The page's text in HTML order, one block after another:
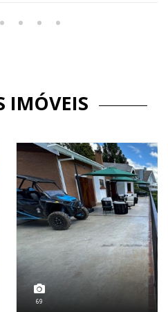
IMÓVEIS
C3184
2.600.000,00